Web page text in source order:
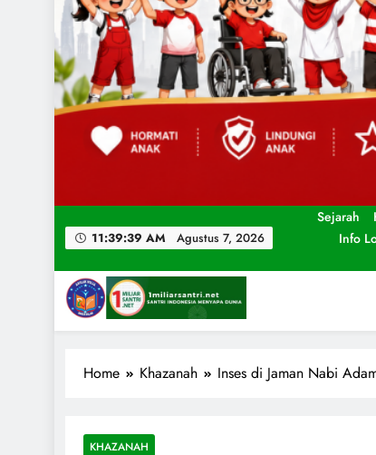
11:39:41 AM Agustus 7, 2026
Sejarah
Info
1miliarsantri.net
Home Khazanah Inses di Jaman Nabi
KHAZANAH